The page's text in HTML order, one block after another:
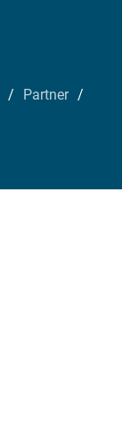
Partner